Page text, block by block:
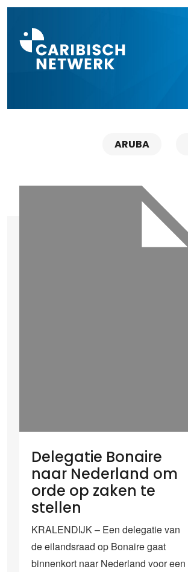
ARUBA
Delegatie Bonaire
naar Nederland om
orde op zaken te
stellen
KRALENDIJK – Een delegatie van
de eilandsraad op Bonaire gaat
binnenkort naar Nederland voor een